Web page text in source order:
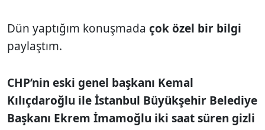
Dün yaptığım konuşmada çok özel bir bilgi
paylaştım.
CHP’nin eski genel başkanı Kemal
Kılıçdaroğlu ile İstanbul Büyükşehir Belediye
Başkanı Ekrem İmamoğlu iki saat süren gizli